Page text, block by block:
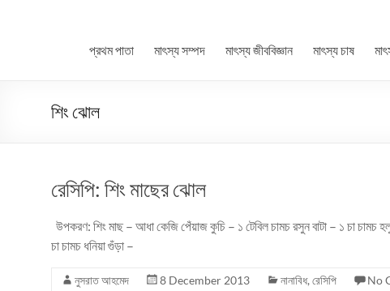
প্রথম পাতা মাৎস্য সম্পদ মাৎস্য জীববিজ্ঞান মাৎস্য চাষ
শিং ঝোল
রেসিপি: শিং মাছের ঝোল
উপকরণ: শিং মাছ – আধা কেজি পেঁয়াজ কুচি – ১ টেবিল চামচ রসুন বাটা – ১ চা চামচ
চা চামচ ধনিয়া গুঁড়া –
নুসরাত আহমেদ 8 December 2013 নানাবিধ, রেসিপি No